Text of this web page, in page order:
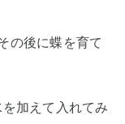
の後に蝶を育て
加えて入れてみ